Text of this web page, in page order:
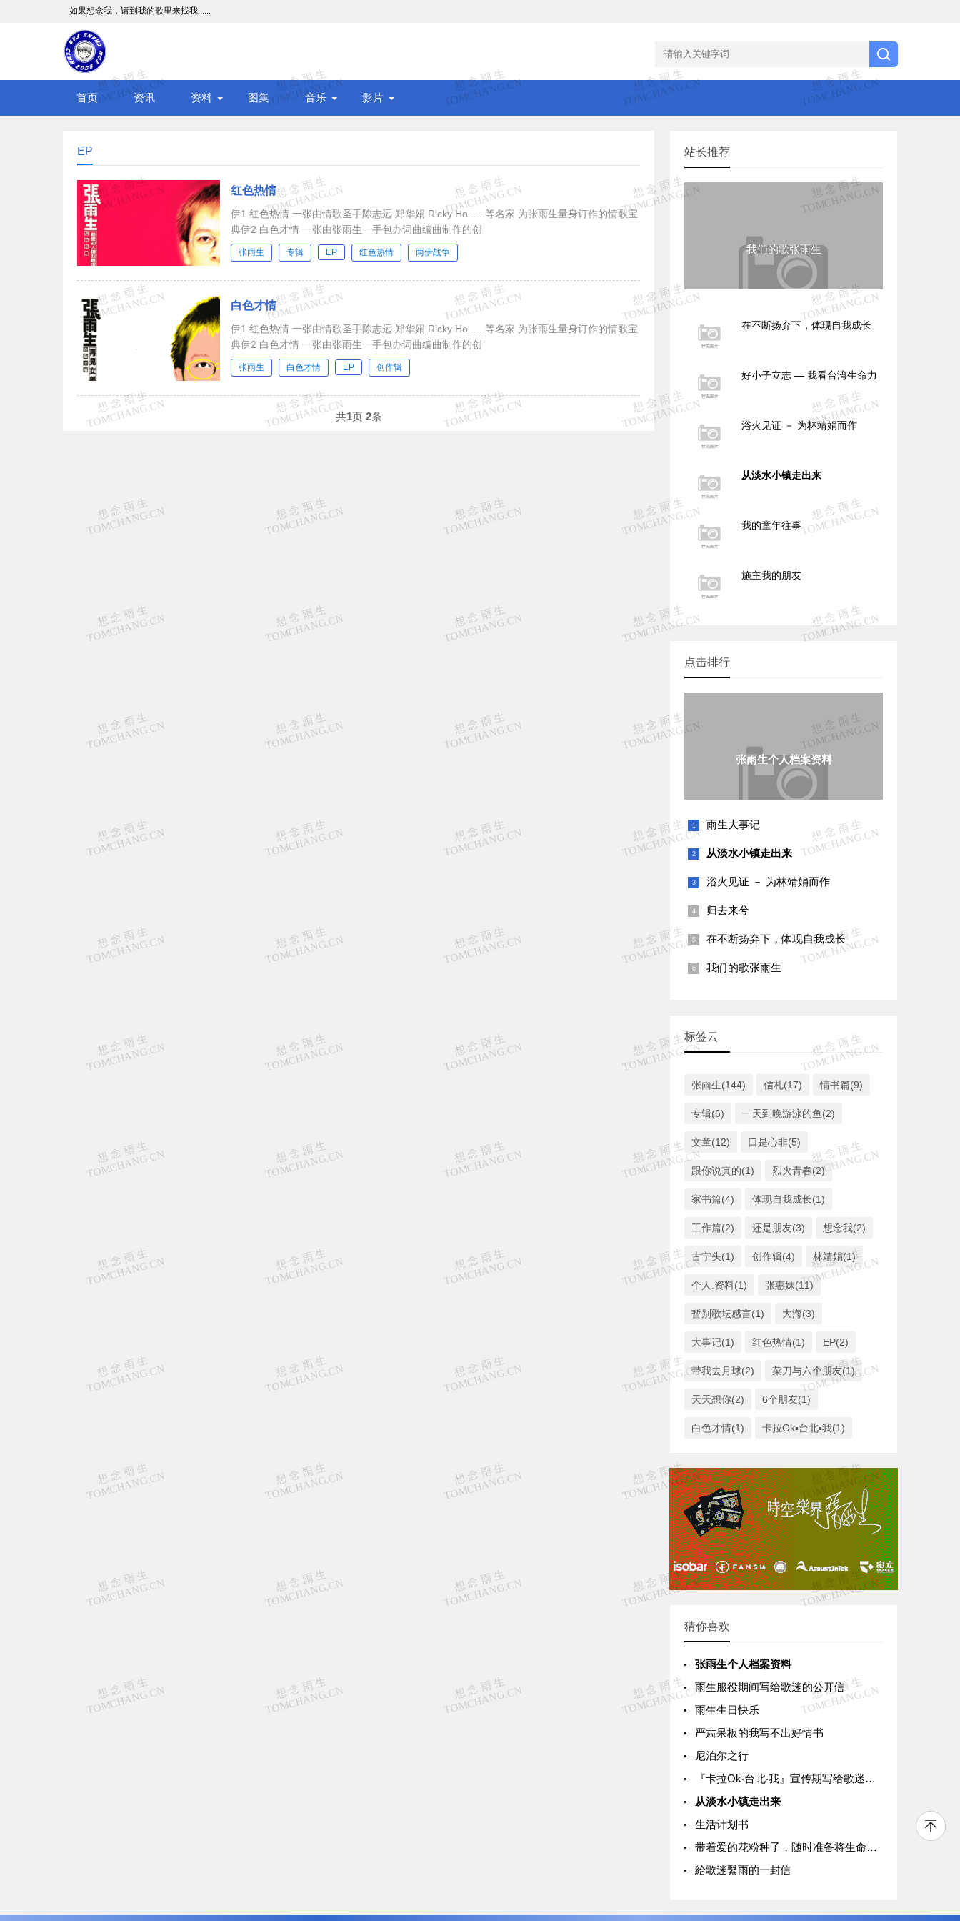
如果想念我，请到我的歌里来找我......
首页 资讯 资料 图集 音乐 影片
EP
红色热情
伊1 红色热情 一张由情歌圣手陈志远 郑华娟 Ricky Ho......等名家 为张雨生量身订作的情歌宝
典伊2 白色才情 一张由张雨生一手包办词曲编曲制作的创
张雨生 专辑 EP 红色热情 两伊战争
白色才情
伊1 红色热情 一张由情歌圣手陈志远 郑华娟 Ricky Ho......等名家 为张雨生量身订作的情歌宝
典伊2 白色才情 一张由张雨生一手包办词曲编曲制作的创
张雨生 白色才情 EP 创作辑
共1页 2条
站长推荐
我们的歌张雨生
在不断扬弃下，体现自我成长
好小子立志 — 我看台湾生命力
浴火见证 － 为林靖娟而作
从淡水小镇走出来
我的童年往事
施主我的朋友
点击排行
张雨生个人档案资料
雨生大事记
从淡水小镇走出来
浴火见证 － 为林靖娟而作
归去来兮
在不断扬弃下，体现自我成长
我们的歌张雨生
标签云
张雨生(144) 信札(17) 情书篇(9)
专辑(6) 一天到晚游泳的鱼(2)
文章(12) 口是心非(5)
跟你说真的(1) 烈火青春(2)
家书篇(4) 体现自我成长(1)
工作篇(2) 还是朋友(3) 想念我(2)
古宁头(1) 创作辑(4) 林靖娟(1)
个人.资料(1) 张惠妹(11)
暂别歌坛感言(1) 大海(3)
大事记(1) 红色热情(1) EP(2)
带我去月球(2) 菜刀与六个朋友(1)
天天想你(2) 6个朋友(1)
白色才情(1) 卡拉Ok▪台北▪我(1)
猜你喜欢
张雨生个人档案资料
雨生服役期间写给歌迷的公开信
雨生生日快乐
严肃呆板的我写不出好情书
尼泊尔之行
『卡拉Ok‧台北‧我』宣传期写给歌迷的一封信
从淡水小镇走出来
生活计划书
带着爱的花粉种子，随时准备将生命的欣喜落脚
給歌迷繫雨的一封信